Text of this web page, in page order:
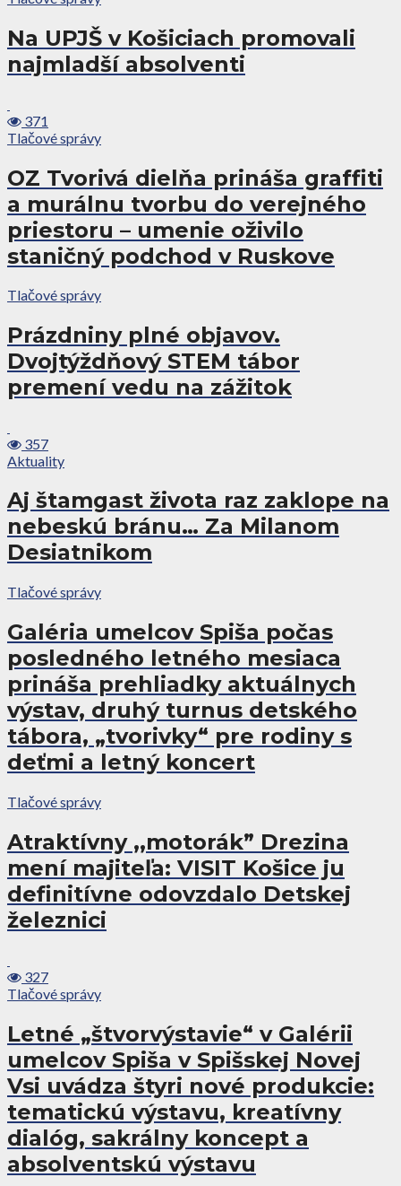
Na UPJŠ v Košiciach promovali
najmladší absolventi
371
Tlačové správy
OZ Tvorivá dielňa prináša graffiti
a murálnu tvorbu do verejného
priestoru – umenie oživilo
staničný podchod v Ruskove
Tlačové správy
Prázdniny plné objavov.
Dvojtýždňový STEM tábor
premení vedu na zážitok
357
Aktuality
Aj štamgast života raz zaklope na
nebeskú bránu… Za Milanom
Desiatnikom
Tlačové správy
Galéria umelcov Spiša počas
posledného letného mesiaca
prináša prehliadky aktuálnych
výstav, druhý turnus detského
tábora, „tvorivky“ pre rodiny s
deťmi a letný koncert
Tlačové správy
Atraktívny ,,motorák” Drezina
mení majiteľa: VISIT Košice ju
definitívne odovzdalo Detskej
železnici
327
Tlačové správy
Letné „štvorvýstavie“ v Galérii
umelcov Spiša v Spišskej Novej
Vsi uvádza štyri nové produkcie:
tematickú výstavu, kreatívny
dialóg, sakrálny koncept a
absolventskú výstavu